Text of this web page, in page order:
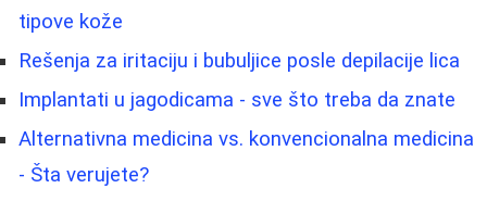
tipove kože
Rešenja za iritaciju i bubuljice posle depilacije lica
Implantati u jagodicama - sve što treba da znate
Alternativna medicina vs. konvencionalna medicina
- Šta verujete?